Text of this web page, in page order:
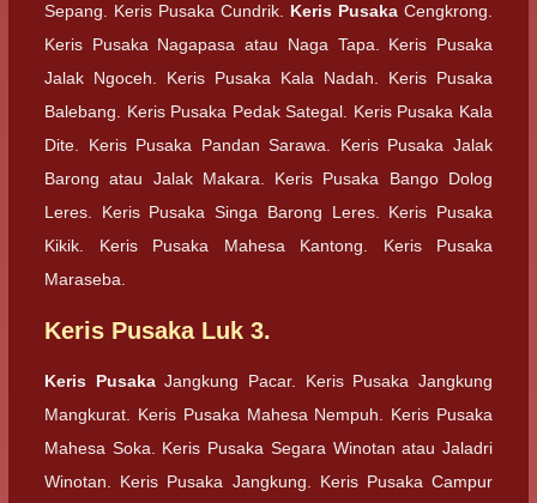
Sepang. Keris Pusaka Cundrik. Keris Pusaka Cengkrong.
Keris Pusaka Nagapasa atau Naga Tapa. Keris Pusaka
Jalak Ngoceh. Keris Pusaka Kala Nadah. Keris Pusaka
Balebang. Keris Pusaka Pedak Sategal. Keris Pusaka Kala
Dite. Keris Pusaka Pandan Sarawa. Keris Pusaka Jalak
Barong atau Jalak Makara. Keris Pusaka Bango Dolog
Leres. Keris Pusaka Singa Barong Leres. Keris Pusaka
Kikik. Keris Pusaka Mahesa Kantong. Keris Pusaka
Maraseba.
Keris Pusaka Luk 3.
Keris PusakaJangkung Pacar. Keris Pusaka Jangkung
Mangkurat. Keris Pusaka Mahesa Nempuh. Keris Pusaka
Mahesa Soka. Keris Pusaka Segara Winotan atau Jaladri
Winotan. Keris Pusaka Jangkung. Keris Pusaka Campur